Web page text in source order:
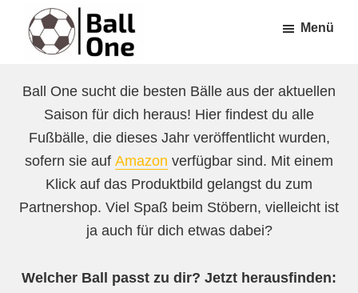
Inhalt
springen
Fußzeile
springen
One
Fußball!
Menü
Ball One sucht die besten Bälle aus der aktuellen
Saison für dich heraus! Hier findest du alle
Fußbälle, die dieses Jahr veröffentlicht wurden,
sofern sie auf Amazon verfügbar sind. Mit einem
Klick auf das Produktbild gelangst du zum
Partnershop. Viel Spaß beim Stöbern, vielleicht ist
ja auch für dich etwas dabei?
Welcher Ball passt zu dir? Jetzt herausfinden: